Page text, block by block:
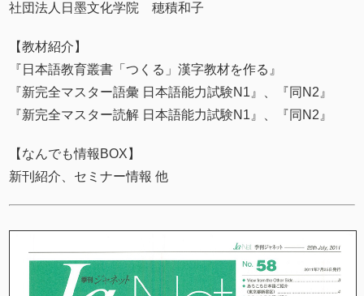
社団法人日墨文化学院 穂積和子
【教材紹介】
『日本語教育叢書「つくる」漢字教材を作る』
『新完全マスター語彙 日本語能力試験N1』、『同N2』
『新完全マスター読解 日本語能力試験N1』、『同N2』
【なんでも情報BOX】
新刊紹介、セミナー情報 他